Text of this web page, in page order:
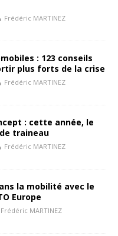
Frédéric MARTINEZ
: 123 conseils
plus forts de la crise
Frédéric MARTINEZ
: cette année, le
traineau
Frédéric MARTINEZ
la mobilité avec le
Europe
Frédéric MARTINEZ